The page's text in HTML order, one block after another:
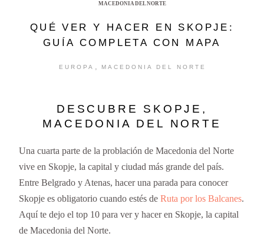
MACEDONIA DEL NORTE
QUÉ VER Y HACER EN SKOPJE:
GUÍA COMPLETA CON MAPA
EUROPA , MACEDONIA DEL NORTE
DESCUBRE SKOPJE,
MACEDONIA DEL NORTE
Una cuarta parte de la problación de Macedonia del Norte
vive en Skopje, la capital y ciudad más grande del país.
Entre Belgrado y Atenas, hacer una parada para conocer
Skopje es obligatorio cuando estés deRuta por los Balcanes.
Aquí te dejo el top 10 para ver y hacer en Skopje, la capital
de Macedonia del Norte.